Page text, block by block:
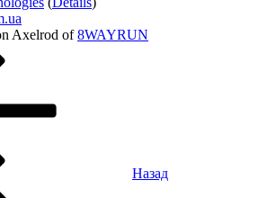
Axelrod of8WAYRUN
Назад